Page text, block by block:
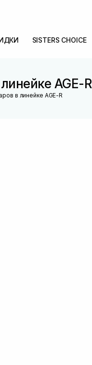
SISTERS CHOICE
AGE-R
в линейке AGE-R